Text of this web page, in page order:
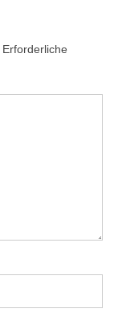
Erforderliche